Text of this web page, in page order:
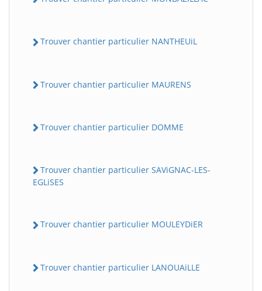
Trouver chantier particulier NANTHEUiL
Trouver chantier particulier MAURENS
Trouver chantier particulier DOMME
Trouver chantier particulier SAViGNAC-LES-
EGLiSES
Trouver chantier particulier MOULEYDiER
Trouver chantier particulier LANOUAiLLE